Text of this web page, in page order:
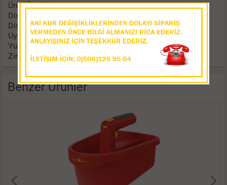
Ürün Özellikleri
Diş Sayısı: 920 Diş Yuvarlak
Diş Tipi : 21 DP
Uyumlu Modeller: 7/32
Yuva Açıklığı: .058 inç-1.5 mm
Zincir Ölçüsü: 3/6 inç
Benzer Ürünler